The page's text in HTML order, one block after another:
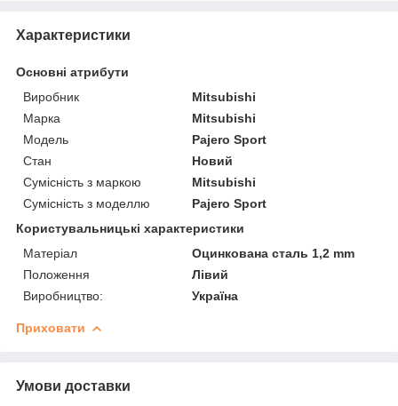
Характеристики
Основні атрибути
Виробник
Mitsubishi
Марка
Mitsubishi
Модель
Pajero Sport
Стан
Новий
Сумісність з маркою
Mitsubishi
Сумісність з моделлю
Pajero Sport
Користувальницькі характеристики
Матеріал
Оцинкована сталь 1,2 mm
Положення
Лівий
Виробництво:
Україна
Приховати
Умови доставки